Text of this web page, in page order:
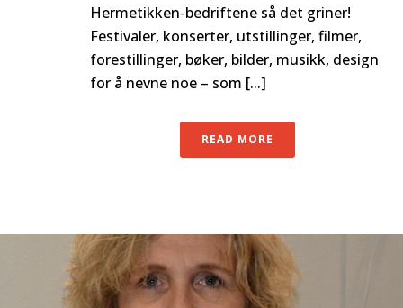
Hermetikken-bedriftene så det griner!
Festivaler, konserter, utstillinger, filmer,
forestillinger, bøker, bilder, musikk, design
for å nevne noe – som [...]
READ MORE